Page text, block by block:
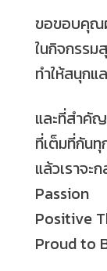
ขอขอบคุณ
ในกิจกรร
ทำให้สนุกแ
และที่สำคั
ที่เต็มที่กัน
แล้วเราจะ
Passion
Positive
Proud to